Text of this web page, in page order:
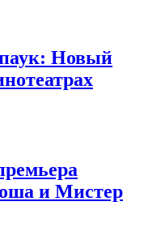
Новый
и Мистер